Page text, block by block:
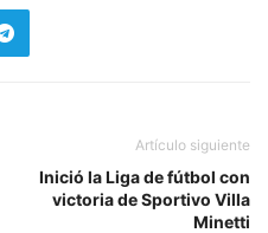
Artículo siguiente
Inició la Liga de fútbol con
victoria de Sportivo Villa
Minetti